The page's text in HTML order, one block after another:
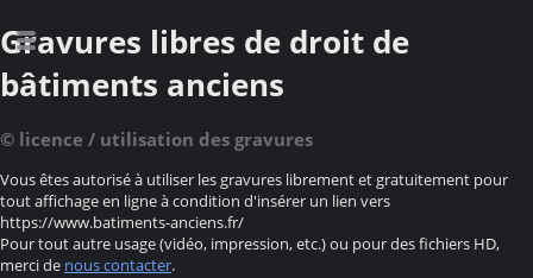
Gravures libres de droit de
bâtiments anciens
© licence / utilisation des gravures
Vous êtes autorisé à utiliser les gravures librement et gratuitement pour
tout affichage en ligne à condition d'insérer un lien vers
https://www.batiments-anciens.fr/
Pour tout autre usage (vidéo, impression, etc.) ou pour des fichiers HD,
merci de nous contacter.